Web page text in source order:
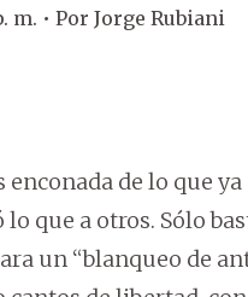
m. • Por Jorge Rubiani
de lo que
que a otros. Sólo
un “blanqueo de